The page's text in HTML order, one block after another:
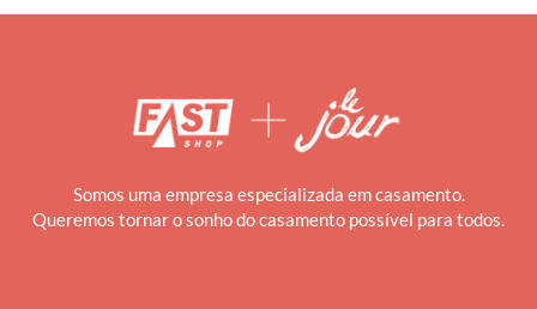
Somos uma empresa especializada em casamento.
Queremos tornar o sonho do casamento possível para todos.